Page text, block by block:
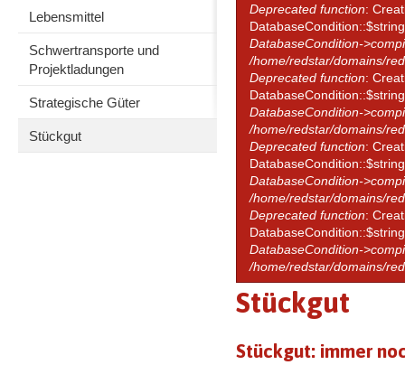
Lebensmittel
Schwertransporte und
Projektladungen
Strategische Güter
Stückgut
Deprecated function:
DatabaseCondition-
/home/redstar/domains/
Deprecated function:
DatabaseCondition-
/home/redstar/domains/
Deprecated function:
DatabaseCondition-
/home/redstar/domains/
Deprecated function:
DatabaseCondition-
/home/redstar/domains/
Stückgut
Stückgut: immer